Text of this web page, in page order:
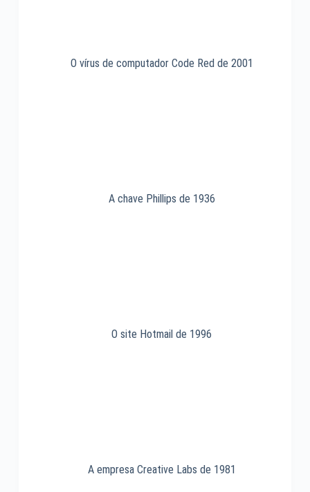
O vírus de computador Code Red de 2001
A chave Phillips de 1936
O site Hotmail de 1996
A empresa Creative Labs de 1981